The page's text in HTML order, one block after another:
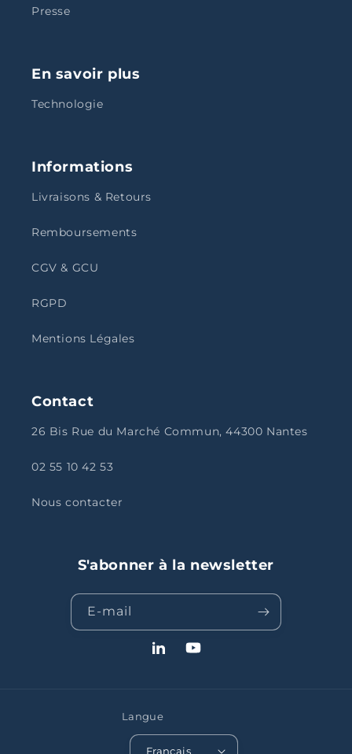
Presse
En savoir plus
Technologie
Informations
Livraisons & Retours
Remboursements
CGV & GCU
RGPD
Mentions Légales
Contact
26 Bis Rue du Marché Commun, 44300 Nantes
02 55 10 42 53
Nous contacter
S'abonner à la newsletter
E-mail
LinkedInYouTube
Langue
Français